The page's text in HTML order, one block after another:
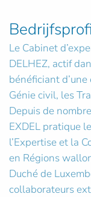
Le Cabinet
DELHEZ, actif
bénéficiant
Génie civil, les
Depuis de
EXDEL pratique
l’Expertise et la
en Régions
Duché de
collaborateurs